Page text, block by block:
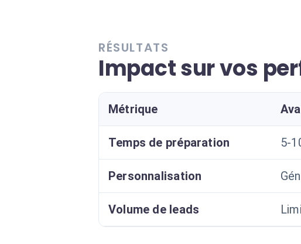
RÉSULTATS
Impact sur vos
Métrique
Temps de préparation 5-
Personnalisation
Volume de leads